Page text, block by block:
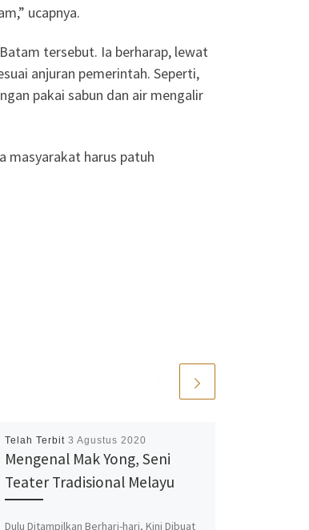
ucapnya.
tersebut. Ia berharap, lewat
anjuran pemerintah. Seperti,
pakai sabun dan air mengalir
masyarakat harus patuh
Telah Terbit 3 Agustus 2020
Mengenal Mak Yong, Seni
Teater Tradisional Melayu
Dulu Ditampilkan Berhari-hari, Kini Dibuat